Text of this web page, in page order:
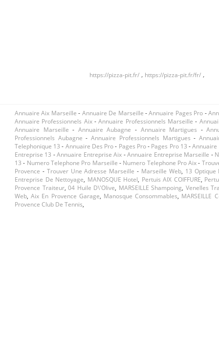
https://pizza-pit.fr/, https://pizza-pit.fr/fr/,
Annuaire Aix Marseille - Annuaire De Marseille -Annuaire Pages Pro -
Annuaire Professionnels Aix -Annuaire Professionnels Marseille -
Annuaire Marseille - Annuaire Aubagne - Annuaire Martigues -
Professionnels Aubagne -Annuaire Professionnels Martigues -
Telephonique 13 - Annuaire Des Pro- Pages Pro- Pages Pro 13 -Annuaire
Entreprise 13 -Annuaire Entreprise Aix -Annuaire Entreprise Marseille -
13 - Numero Telephone Pro Marseille - Numero Telephone Pro Aix-
Provence - Trouver Une Adresse Marseille - Marseille Web, 13 Optique
Entreprise De Nettoyage, MANOSQUE Hotel, Pertuis AIX COIFFURE,
Provence Traiteur,04 Huile D\'olive, MARSEILLE Shampoing, Venelles
Web,Aix En Provence Garage, Manosque Consommables, MARSEILLE
Provence Club De Tennis,